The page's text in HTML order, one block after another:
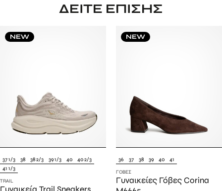
ΔΕΊΤΕ ΕΠΊΣΗΣ
NEW
37 1/3 38 38 2/3 39 1/3 40
40 2/3
41 1/3
TRAIL
NEW
36 37 38 39 40 41
ΓΌΒΕΣ
Γυναικείες Γόβες Corina